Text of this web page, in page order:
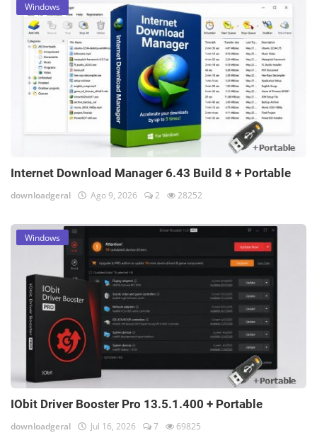
Windows
Internet Download Manager 6.43 Build 8 + Portable
downloadgeral Ago 9, 2026 2 28252
Windows
IObit Driver Booster Pro 13.5.1.400 + Portable
downloadgeral Jul 16, 2026 7 69825